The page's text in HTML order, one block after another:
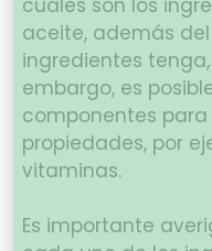
aceite, además del
ingredientes
embargo, es
componentes
propiedades, por
vitaminas.
Es importante